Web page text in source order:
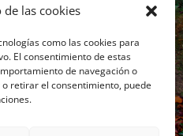
las cookies
como las cookies para
El consentimiento de estas
de navegación o
retirar el consentimiento, puede